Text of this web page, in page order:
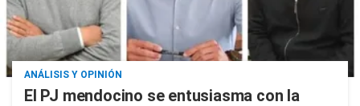
ANÁLISIS Y OPINIÓN
El PJ mendocino se entusiasma con la